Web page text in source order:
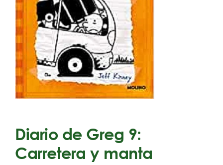
Diario de Greg 9:
Carretera y manta